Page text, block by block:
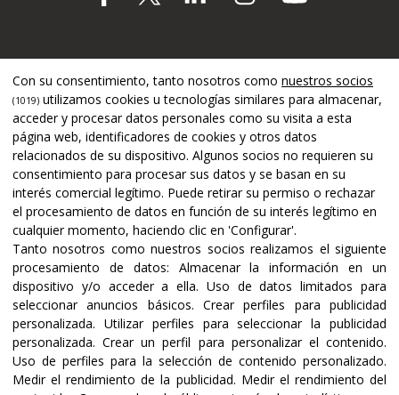
Certificaciones y acreditaciones
Con su consentimiento, tanto nosotros como nuestros socios
(1019) utilizamos cookies u tecnologías similares para almacenar,
acceder y procesar datos personales como su visita a esta
página web, identificadores de cookies y otros datos
relacionados de su dispositivo. Algunos socios no requieren su
consentimiento para procesar sus datos y se basan en su
interés comercial legítimo. Puede retirar su permiso o rechazar
el procesamiento de datos en función de su interés legítimo en
cualquier momento, haciendo clic en 'Configurar'.
Tanto nosotros como nuestros socios realizamos el siguiente
procesamiento de datos: Almacenar la información en un
dispositivo y/o acceder a ella. Uso de datos limitados para
seleccionar anuncios básicos.Crear perfiles para publicidad
personalizada. Utilizar perfiles para seleccionar la publicidad
personalizada.Crear un perfil para personalizar el contenido.
Uso de perfiles para la selección de contenido personalizado.
Medir el rendimiento de la publicidad. Medir el rendimiento del